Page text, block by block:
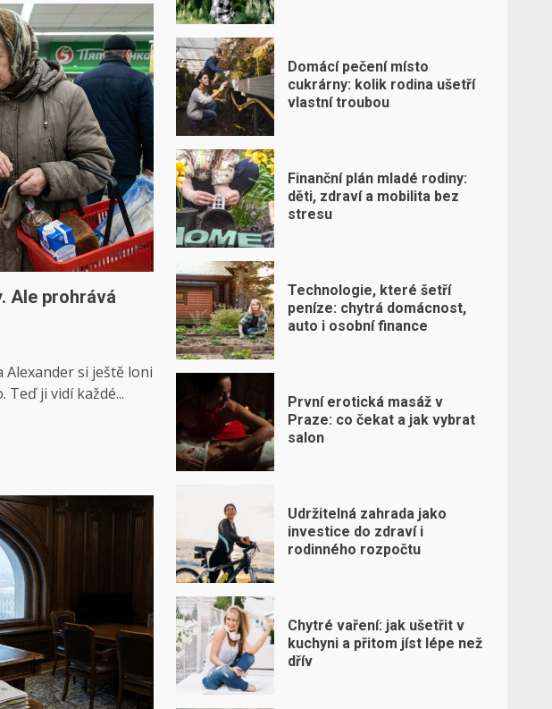
Ale prohrává
si ještě loni
Teď ji vidí každé...
Domácí pečení místo
cukrárny: kolik rodina ušetří
vlastní troubou
Finanční plán mladé rodiny:
děti, zdraví a mobilita bez
stresu
Technologie, které šetří
peníze: chytrá domácnost,
auto i osobní finance
První erotická masáž v
Praze: co čekat a jak vybrat
salon
Udržitelná zahrada jako
investice do zdraví i
rodinného rozpočtu
Chytré vaření: jak ušetřit v
kuchyni a přitom jíst lépe než
dřív